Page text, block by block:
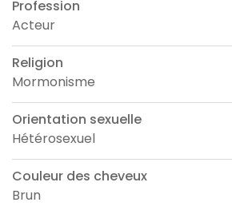
Profession
Acteur
Religion
Mormonisme
Orientation sexuelle
Hétérosexuel
Couleur des cheveux
Brun